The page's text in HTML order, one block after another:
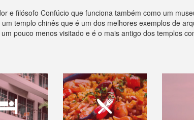
e filósofo Confúcio que funciona também como um
templo chinês que é um dos melhores exemplos de
pouco menos visitado e é o mais antigo dos templos